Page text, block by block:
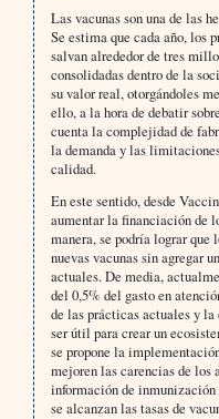
Las vacunas son una de las
Se estima que cada año, los
salvan alrededor de tres
consolidadas dentro de la
su valor real, otorgándoles
ello, a la hora de debatir
cuenta la complejidad de
la demanda y las
calidad.
En este sentido, desde
aumentar la financiación de
manera, se podría lograr que
nuevas vacunas sin agregar
actuales. De media,
del 0,5% del gasto en
de las prácticas actuales y
ser útil para crear un
se propone la
mejoren las carencias de los
información de inmunización
se alcanzan las tasas de